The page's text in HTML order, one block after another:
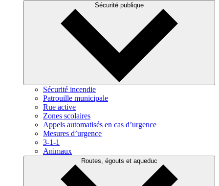
Sécurité publique
Sécurité incendie
Patrouille municipale
Rue active
Zones scolaires
Appels automatisés en cas d’urgence
Mesures d’urgence
3-1-1
Animaux
Routes, égouts et aqueduc